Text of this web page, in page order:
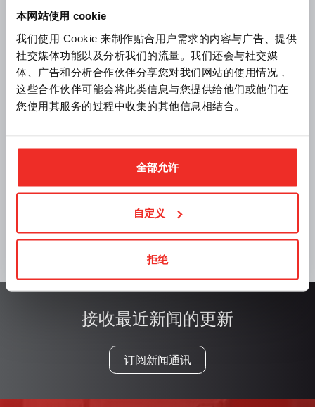
本网站使用 cookie
我们使用 Cookie 来制作贴合用户需求的内容与广告、提供
社交媒体功能以及分析我们的流量。我们还会与社交媒
体、广告和分析合作伙伴分享您对我们网站的使用情况，
这些合作伙伴可能会将此类信息与您提供给他们或他们在
您使用其服务的过程中收集的其他信息相结合。
全部允许
自定义
拒绝
产品 | 2021/12/22
接收最近新闻的更新
订阅新闻通讯